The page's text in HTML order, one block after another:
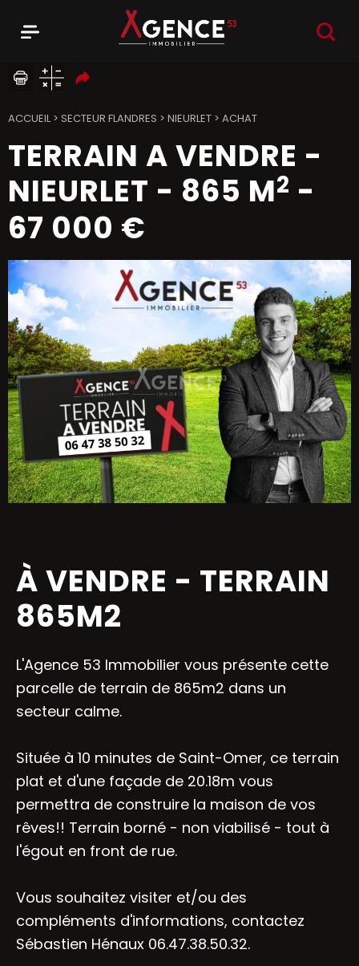
ACCUEIL> SECTEUR FLANDRES > NIEURLET > ACHAT
TERRAIN A VENDRE -
NIEURLET - 865 M2 -
67 000 €
À VENDRE - TERRAIN
865M2
L'Agence 53 Immobilier vous présente cette
parcelle de terrain de 865m2 dans un
secteur calme.
Située à 10 minutes de Saint-Omer, ce terrain
plat et d'une façade de 20.18m vous
permettra de construire la maison de vos
rêves!! Terrain borné - non viabilisé - tout à
l'égout en front de rue.
Vous souhaitez visiter et/ou des
compléments d'informations, contactez
Sébastien Hénaux 06.47.38.50.32.